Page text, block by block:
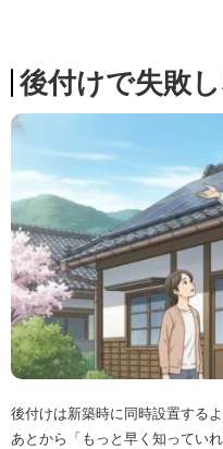
後付けで失敗
後付けは新築時に同時設置する
あとから「もっと早く知ってい